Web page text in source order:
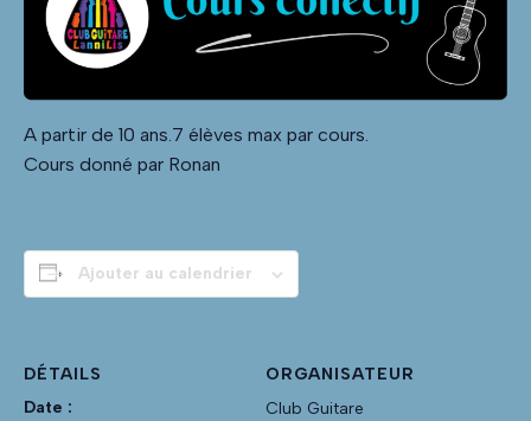
A partir de 10 ans.7 élèves max par cours.
Cours donné par Ronan
Ajouter au calendrier
DÉTAILS
Date :
ORGANISATEUR
Club Guitare